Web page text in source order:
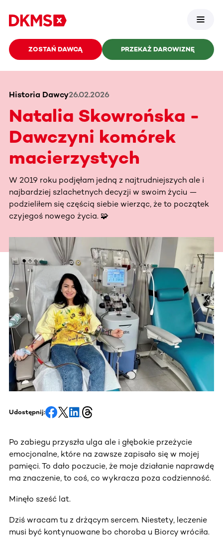
ZOSTAŃ DAWCĄ PRZEKAŻ DAROWIZNĘ
Historia Dawcy26.02.2026
Natalia Skowrońska -
Dawczyni komórek
macierzystych
W 2019 roku podjęłam jedną z najtrudniejszych ale i
najbardziej szlachetnych decyzji w swoim życiu —
podzieliłem się częścią siebie wierząc, że to początek
czyjegoś nowego życia. 🧩
Udostępnij:
Po zabiegu przyszła ulga ale i głębokie przeżycie
emocjonalne, które na zawsze zapisało się w mojej
pamięci. To dało poczucie, że moje działanie naprawdę
ma znaczenie, to coś, co wykracza poza codzienność.
Minęło sześć lat.
Dziś wracam tu z drżącym sercem. Niestety, leczenie
musi być kontynuowane bo choroba u Biorcy wróciła.